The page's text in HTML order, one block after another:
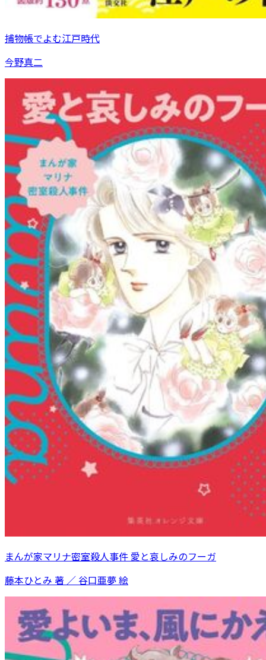
捕物帳でよむ江戸時代
今野真二
まんが家マリナ密室殺人事件 愛と哀しみのフーガ
藤本ひとみ 著 ／ 谷口亜夢 絵